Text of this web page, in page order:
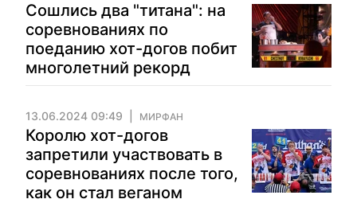
Сошлись два "титана": на
соревнованиях по
поеданию хот-догов побит
многолетний рекорд
13.06.2024 09:49 МИРФАН
Королю хот-догов
запретили участвовать в
соревнованиях после того,
как он стал веганом